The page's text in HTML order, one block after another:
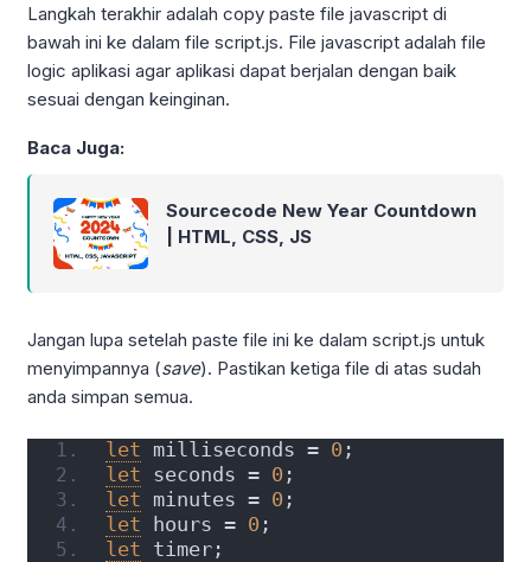
Langkah terakhir adalah copy paste file javascript di
bawah ini ke dalam file script.js. File javascript adalah file
logic aplikasi agar aplikasi dapat berjalan dengan baik
sesuai dengan keinginan.
Baca Juga:
Sourcecode New Year Countdown
| HTML, CSS, JS
Jangan lupa setelah paste file ini ke dalam script.js untuk
menyimpannya (save). Pastikan ketiga file di atas sudah
anda simpan semua.
let milliseconds = 0 ;
let seconds = 0 ;
let minutes = 0 ;
let hours = 0 ;
let timer;